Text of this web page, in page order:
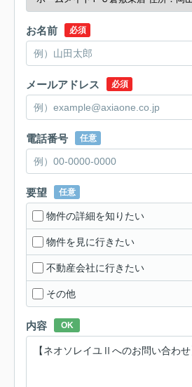
お名前 必須
メールアドレス 必須
電話番号 任意
要望 任意
物件の詳細を知りたい
物件を見に行きたい
不動産会社に行きたい
その他
内容 OK